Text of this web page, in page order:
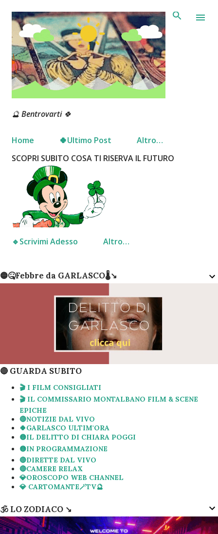
Passa ai contenuti principali
🔮 Bentrovarti 🍀
Home 🍀Ultimo Post
Altro…
SCOPRI SUBITO COSA TI RISERVA IL FUTURO
🔹️Scrivimi Adesso Altro…
🟡🤒Febbre da GARLASCO🌡↘️
🔴 GUARDA SUBITO
🎬 I FILM CONSIGLIATI
🎬 IL COMMISSARIO MONTALBANO FILM & SCENE
EPICHE
🔴NOTIZIE DAL VIVO
🍀GARLASCO ULTIM'ORA
🟡IL DELITTO DI CHIARA POGGI
🟡IN PROGRAMMAZIONE
🔴DIRETTE DAL VIVO
🔴CAMERE RELAX
💎OROSCOPO WEB CHANNEL
💎 CARTOMANTE🪄TV🔮
🕉 LO ZODIACO ↘️